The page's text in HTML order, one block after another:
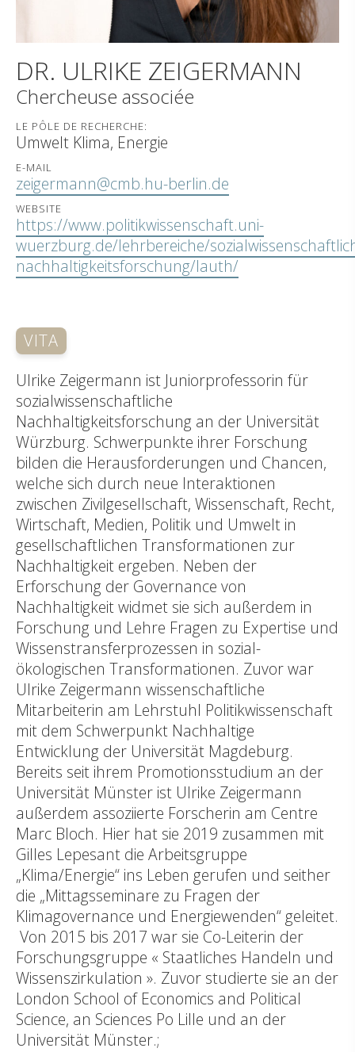
DR. ULRIKE ZEIGERMANN
Chercheuse associée
LE PÔLE DE RECHERCHE:
Umwelt Klima, Energie
E-MAIL
zeigermann@cmb.hu-berlin.de
WEBSITE
https://www.politikwissenschaft.uni-
wuerzburg.de/lehrbereiche/
nachhaltigkeitsforschung/lauth/
VITA
Ulrike Zeigermann ist Juniorprofessorin für
sozialwissenschaftliche
Nachhaltigkeitsforschung an der Universität
Würzburg. Schwerpunkte ihrer Forschung
bilden die Herausforderungen und Chancen,
welche sich durch neue Interaktionen
zwischen Zivilgesellschaft, Wissenschaft, Recht,
Wirtschaft, Medien, Politik und Umwelt in
gesellschaftlichen Transformationen zur
Nachhaltigkeit ergeben. Neben der
Erforschung der Governance von
Nachhaltigkeit widmet sie sich außerdem in
Forschung und Lehre Fragen zu Expertise und
Wissenstransferprozessen in sozial-
ökologischen Transformationen. Zuvor war
Ulrike Zeigermann wissenschaftliche
Mitarbeiterin am Lehrstuhl Politikwissenschaft
mit dem Schwerpunkt Nachhaltige
Entwicklung der Universität Magdeburg.
Bereits seit ihrem Promotionsstudium an der
Universität Münster ist Ulrike Zeigermann
außerdem assoziierte Forscherin am Centre
Marc Bloch. Hier hat sie 2019 zusammen mit
Gilles Lepesant die Arbeitsgruppe
„Klima/Energie“ ins Leben gerufen und seither
die „Mittagsseminare zu Fragen der
Klimagovernance und Energiewenden“ geleitet.
Von 2015 bis 2017 war sie Co-Leiterin der
Forschungsgruppe « Staatliches Handeln und
Wissenszirkulation ». Zuvor studierte sie an der
London School of Economics and Political
Science, an Sciences Po Lille und an der
Universität Münster.;